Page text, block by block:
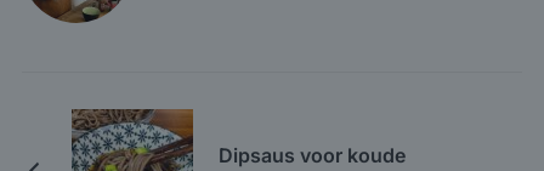
Dipsaus voor koude